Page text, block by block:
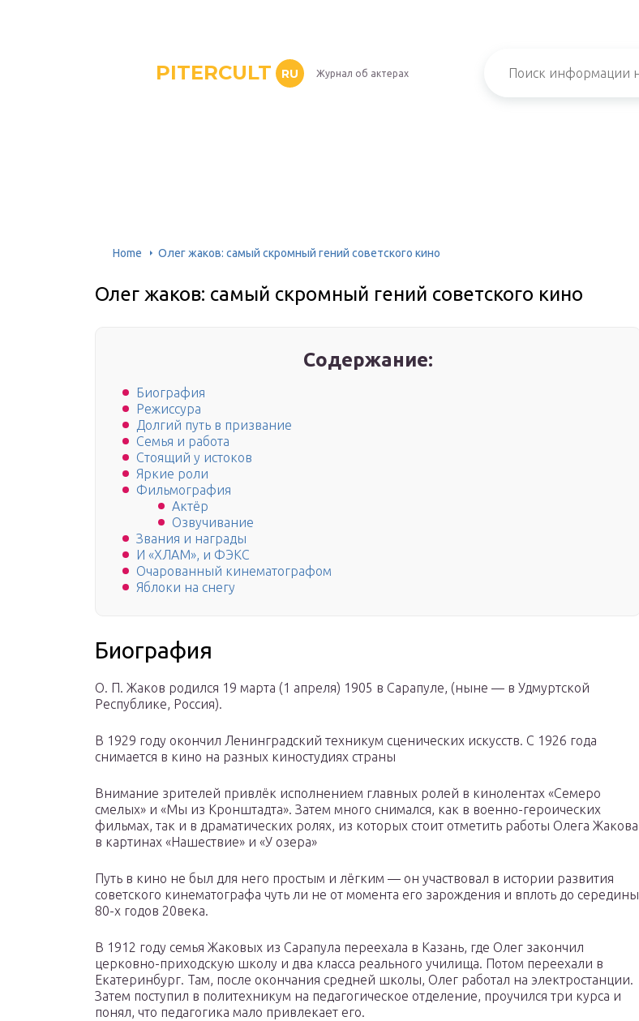
PITERCULT RU Журнал об актерах
Home Олег жаков: самый скромный гений советского кино
Олег жаков: самый скромный гений советского кино
Содержание:
Биография
Режиссура
Долгий путь в призвание
Семья и работа
Стоящий у истоков
Яркие роли
Фильмография
Актёр
Озвучивание
Звания и награды
И «ХЛАМ», и ФЭКС
Очарованный кинематографом
Яблоки на снегу
Биография
О. П. Жаков родился 19 марта (1 апреля) 1905 в Сарапуле, (ныне — в Удмуртской
Республике, Россия).
В 1929 году окончил Ленинградский техникум сценических искусств. С 1926 года
снимается в кино на разных киностудиях страны
Внимание зрителей привлёк исполнением главных ролей в кинолентах «Семеро
смелых» и «Мы из Кронштадта». Затем много снимался, как в военно-героических
фильмах, так и в драматических ролях, из которых стоит отметить работы Олега Жакова
в картинах «Нашествие» и «У озера»
Путь в кино не был для него простым и лёгким — он участвовал в истории развития
советского кинематографа чуть ли не от момента его зарождения и вплоть до середины
80-х годов 20века.
В 1912 году семья Жаковых из Сарапула переехала в Казань, где Олег закончил
церковно-приходскую школу и два класса реального училища. Потом переехали в
Екатеринбург. Там, после окончания средней школы, Олег работал на электростанции.
Затем поступил в политехникум на педагогическое отделение, проучился три курса и
понял, что педагогика мало привлекает его.